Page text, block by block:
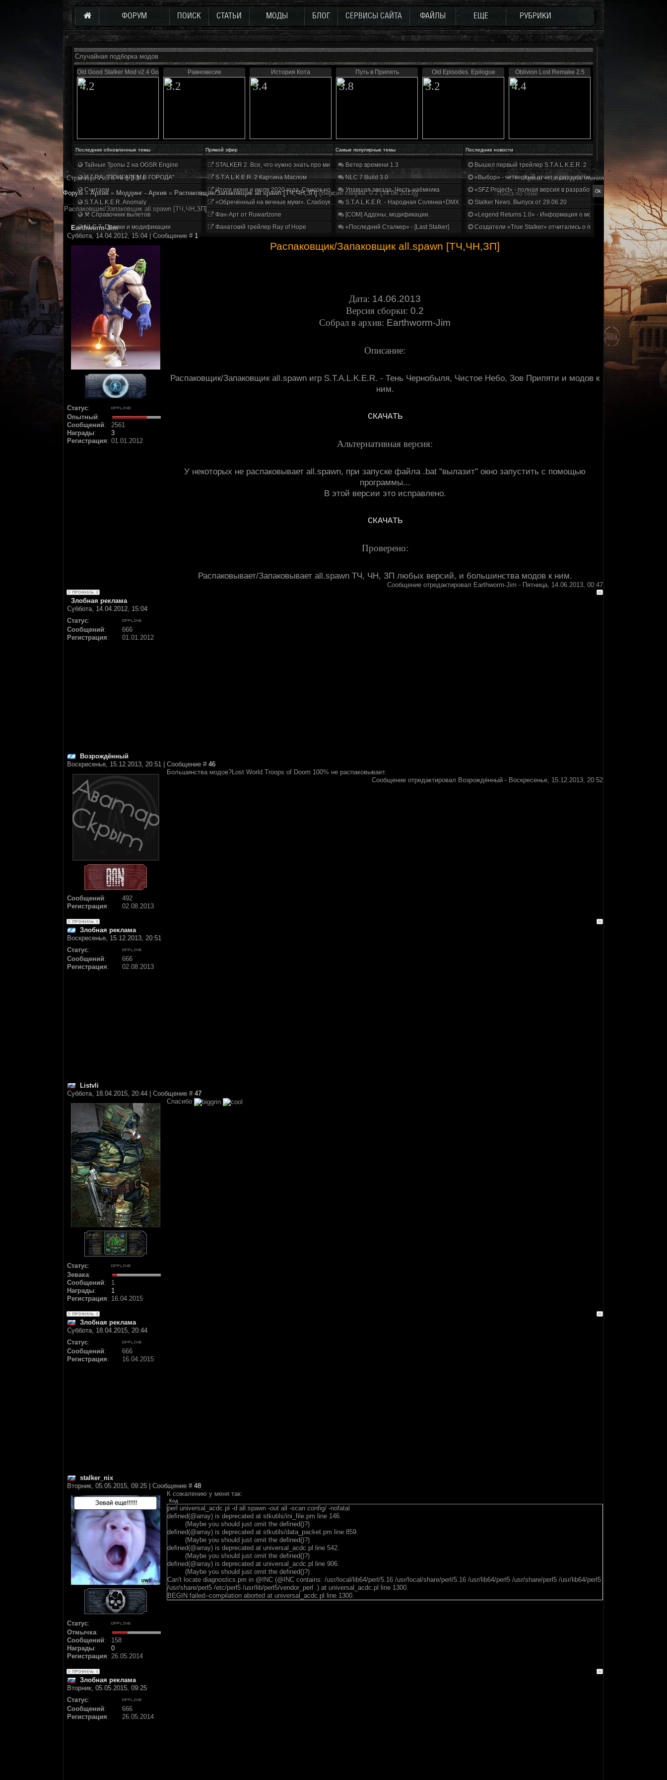
ФОРУМ ПОИСК СТАТЬИ МОДЫ БЛОГ СЕРВИСЫ САЙТА ФАЙЛЫ ЕЩЕ РУБРИКИ
Случайная подборка модов
Old Good Stalker Mod v2.4 Gold
4.2
Равновесие
3.2
История Кота
3.4
Путь в Припять
3.8
Old Episodes. Epilogue
3.2
Oblivion Lost Remake 2.5
4.4
Последние обновленные темы Прямой эфир Самые популярные темы Последние новости
Тайные Тропы 2 на OGSR Engine
И.Г.Р.А. "ПОИГАРЕМ В ГОРОДА"
Считаем
S.T.A.L.K.E.R. Anomaly
⚒ Справочник вылетов
NLC 7. Правки и модификации
STALKER 2. Все, что нужно знать про мир, геймплей и сюжет | Разбор трейлера
S.T.A.L.K.E.R. 2 Картина Маслом
Итоги июня и июля 2020 года. Список нововведений
«Обречённый на вечные муки». Слабоумие и отвага
Фан-Арт от Ruwartzone
Фанатский трейлер Ray of Hope
Ветер времени 1.3
NLC 7 Build 3.0
Упавшая звезда. Честь наёмника
S.T.A.L.K.E.R. - Народная Солянка+DMX 1.3.5.ООП.МА.К.
[COM] Аддоны, модификации.
«Последний Сталкер» - [Last Stalker]
Вышел первый трейлер S.T.A.L.K.E.R. 2
«Выбор» - четвертый отчет о разработке!
«SFZ Project» - полная версия в разработке!
Stalker News. Выпуск от 29.06.20
«Legend Returns 1.0» - Информация о моде за июнь 2020
Создатели «True Stalker» отчитались о проделанной работе
Страница4из4 « 1 2 3 4
Архив - только для чтения
Форум » Архив » Моддинг - Архив » Распаковщик/Запаковщик all.spawn [ТЧ,ЧН,ЗП] (Версия сборки: 0.2 (14.06.2013))
Распаковщик/Запаковщик all.spawn [ТЧ,ЧН,ЗП]
Earthworm-Jim
Суббота, 14.04.2012, 15:04 | Сообщение #1
Статус:
Опытный:
Сообщений:
2561
Награды:
3
Регистрация: 01.01.2012
Распаковщик/Запаковщик all.spawn [ТЧ,ЧН,ЗП]
Дата: 14.06.2013
Версия сборки: 0.2
Собрал в архив: Earthworm-Jim
Описание:
Распаковщик/Запаковщик all.spawn игр S.T.A.L.K.E.R. - Тень Чернобыля, Чистое Небо, Зов Припяти и модов к
ним.
СКАЧАТЬ
Альтернативная версия:
У некоторых не распаковывает all.spawn, при запуске файла .bat "вылазит" окно запустить с помощью
программы...
В этой версии это исправлено.
СКАЧАТЬ
Проверено:
Распаковывает/Запаковывает all.spawn ТЧ, ЧН, ЗП любых версий, и большинства модов к ним.
Сообщение отредактировал Earthworm-Jim - Пятница, 14.06.2013, 00:47
Злобная реклама
Суббота, 14.04.2012, 15:04
Статус:
Сообщений:
666
Регистрация: 01.01.2012
Возрождённый
Воскресенье, 15.12.2013, 20:51 | Сообщение # 46
Сообщений:
492
Регистрация: 02.08.2013
Большинства модов?Lost World Troops of Doom 100% не распаковывает.
Сообщение отредактировал Возрождённый - Воскресенье, 15.12.2013, 20:52
Злобная реклама
Воскресенье, 15.12.2013, 20:51
Статус:
Сообщений:
666
Регистрация: 02.08.2013
Listvli
Суббота, 18.04.2015, 20:44 | Сообщение # 47
Статус:
Зевака:
Сообщений:
1
Награды:
1
Регистрация: 16.04.2015
Спасибо
Злобная реклама
Суббота, 18.04.2015, 20:44
Статус:
Сообщений:
666
Регистрация: 16.04.2015
stalker_nix
Вторник, 05.05.2015, 09:25 | Сообщение # 48
Статус:
Отмычка:
Сообщений:
158
Награды:
0
Регистрация: 26.05.2014
К сожалению у меня так:
Код
perl universal_acdc.pl -d all.spawn -out all -scan config/ -nofatal
defined(@array) is deprecated at stkutils/ini_file.pm line 146.
(Maybe you should just omit the defined()?)
defined(@array) is deprecated at stkutils/data_packet.pm line 859.
(Maybe you should just omit the defined()?)
defined(@array) is deprecated at universal_acdc.pl line 542.
(Maybe you should just omit the defined()?)
defined(@array) is deprecated at universal_acdc.pl line 906.
(Maybe you should just omit the defined()?)
Can't locate diagnostics.pm in @INC (@INC contains: /usr/local/lib64/perl/5.16 /usr/local/share/perl/5.16 /usr/lib64/perl5 /usr/share/perl5 /usr/lib64/perl5
/usr/share/perl5 /etc/perl5 /usr/lib/perl5/vendor_perl .) at universal_acdc.pl line 1300.
BEGIN failed--compilation aborted at universal_acdc.pl line 1300.
Злобная реклама
Вторник, 05.05.2015, 09:25
Статус:
Сообщений:
666
Регистрация: 26.05.2014